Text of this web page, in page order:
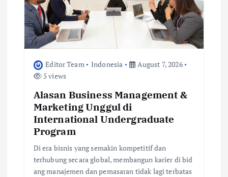
o
n
Editor Team Indonesia
August 7, 2026
5 views
Alasan Business Management &
Marketing Unggul di
International Undergraduate
Program
Di era bisnis yang semakin kompetitif dan
terhubung secara global, membangun karier di bid
ang manajemen dan pemasaran tidak lagi terbatas